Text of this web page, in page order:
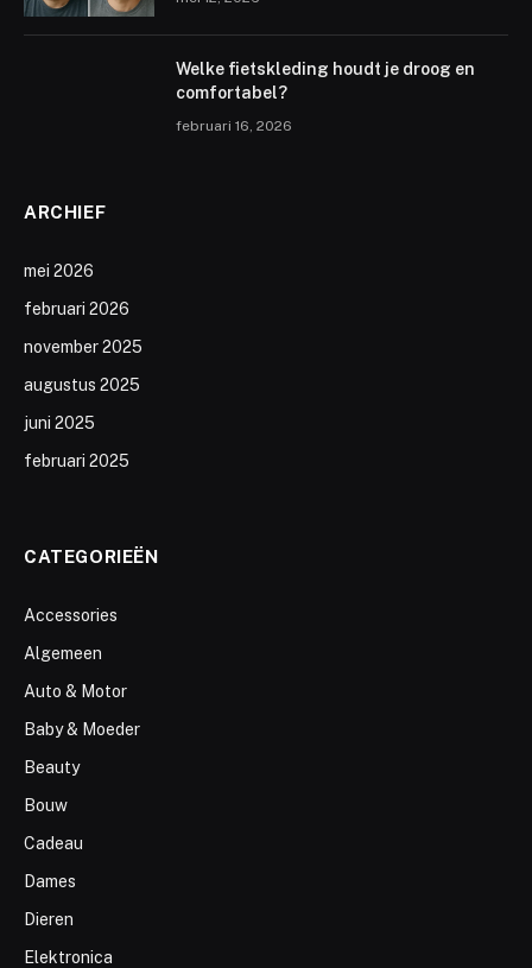
Welke fietskleding houdt je droog en
comfortabel?
februari 16, 2026
ARCHIEF
mei 2026
februari 2026
november 2025
augustus 2025
juni 2025
februari 2025
CATEGORIEËN
Accessories
Algemeen
Auto & Motor
Baby & Moeder
Beauty
Bouw
Cadeau
Dames
Dieren
Elektronica